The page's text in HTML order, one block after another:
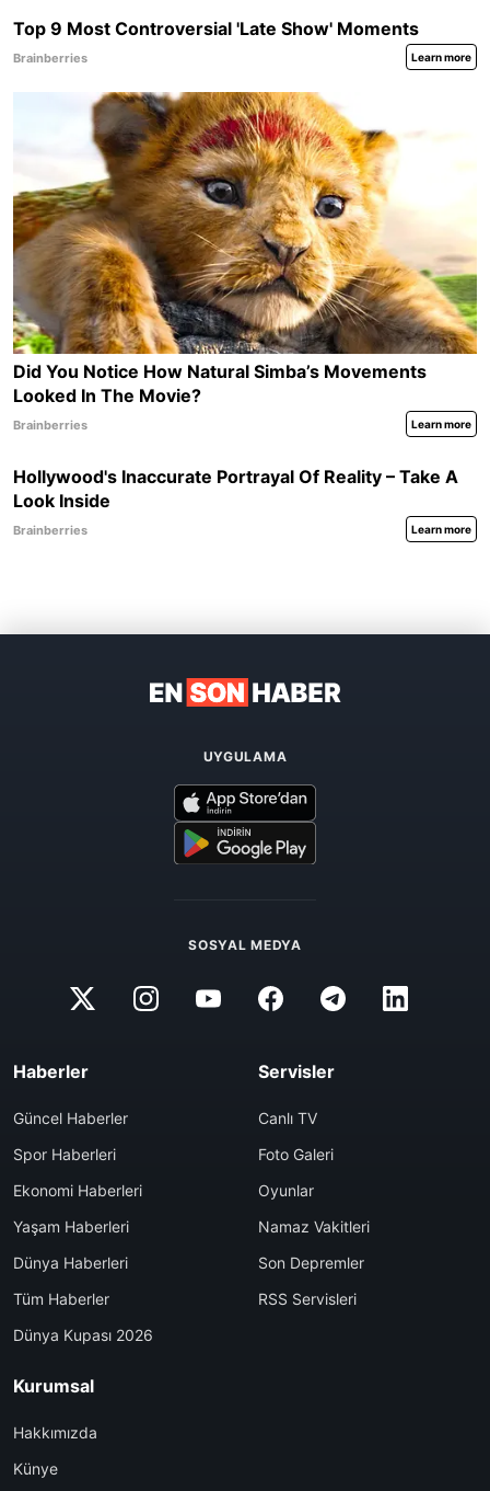
UYGULAMA
SOSYAL MEDYA
Haberler
Güncel Haberler
Spor Haberleri
Ekonomi Haberleri
Yaşam Haberleri
Dünya Haberleri
Tüm Haberler
Dünya Kupası 2026
Servisler
Canlı TV
Foto Galeri
Oyunlar
Namaz Vakitleri
Son Depremler
RSS Servisleri
Kurumsal
Hakkımızda
Künye